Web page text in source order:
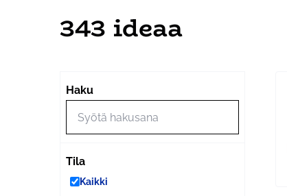
343 ideaa
Haku
Tila
Kaikki